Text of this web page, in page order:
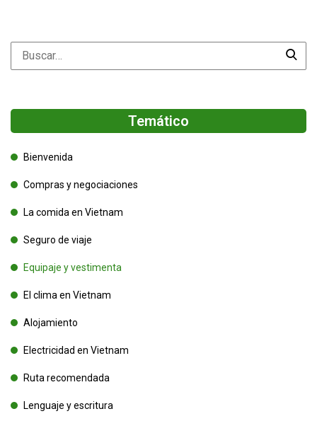
Temático
Bienvenida
Compras y negociaciones
La comida en Vietnam
Seguro de viaje
Equipaje y vestimenta
El clima en Vietnam
Alojamiento
Electricidad en Vietnam
Ruta recomendada
Lenguaje y escritura